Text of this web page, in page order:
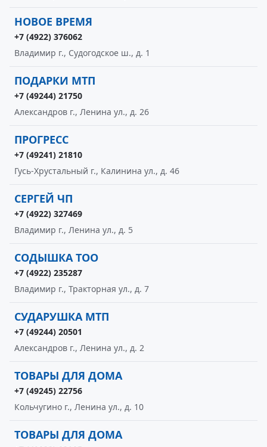
НОВОЕ ВРЕМЯ
+7 (4922) 376062
Владимир г., Судогодское ш., д. 1
ПОДАРКИ МТП
+7 (49244) 21750
Александров г., Ленина ул., д. 26
ПРОГРЕСС
+7 (49241) 21810
Гусь-Хрустальный г., Калинина ул., д. 46
СЕРГЕЙ ЧП
+7 (4922) 327469
Владимир г., Ленина ул., д. 5
СОДЫШКА ТОО
+7 (4922) 235287
Владимир г., Тракторная ул., д. 7
СУДАРУШКА МТП
+7 (49244) 20501
Александров г., Ленина ул., д. 2
ТОВАРЫ ДЛЯ ДОМА
+7 (49245) 22756
Кольчугино г., Ленина ул., д. 10
ТОВАРЫ ДЛЯ ДОМА